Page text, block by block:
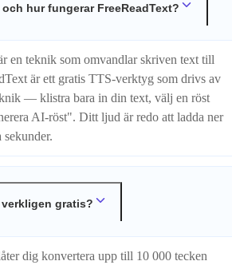
hur fungerar FreeReadText?
en teknik som omvandlar skriven text till
är ett gratis TTS-verktyg som drivs av
— klistra bara in din text, välj en röst
AI-röst". Ditt ljud är redo att ladda ner
sekunder.
verkligen gratis?
dig konvertera upp till 10 000 tecken